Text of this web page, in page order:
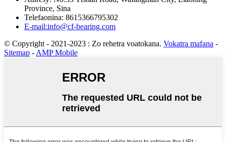
Province, Sina
Telefaonina: 8615366795302
E-mail:info@cf-bearing.com
© Copyright - 2021-2023 : Zo rehetra voatokana. Vokatra mafana -
Sitemap - AMP Mobile